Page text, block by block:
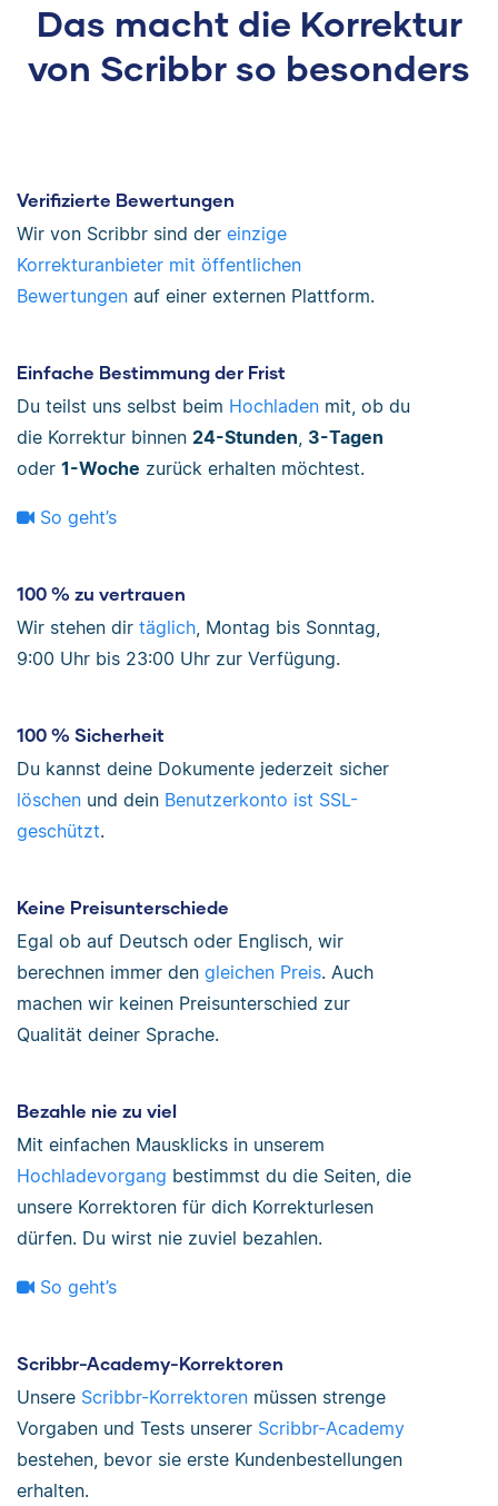
Das macht die Korrektur
von Scribbr so besonders
Verifizierte Bewertungen
Wir von Scribbr sind der einzige
Korrekturanbieter mit öffentlichen
Bewertungen auf einer externen Plattform.
Einfache Bestimmung der Frist
Du teilst uns selbst beim Hochladen mit, ob du
die Korrektur binnen 24-Stunden, 3-Tagen
oder 1-Woche zurück erhalten möchtest.
So geht’s
100 % zu vertrauen
Wir stehen dir täglich, Montag bis Sonntag,
9:00 Uhr bis 23:00 Uhr zur Verfügung.
100 % Sicherheit
Du kannst deine Dokumente jederzeit sicher
löschen und dein Benutzerkonto ist SSL-
geschützt.
Keine Preisunterschiede
Egal ob auf Deutsch oder Englisch, wir
berechnen immer den gleichen Preis. Auch
machen wir keinen Preisunterschied zur
Qualität deiner Sprache.
Bezahle nie zu viel
Mit einfachen Mausklicks in unserem
Hochladevorgang bestimmst du die Seiten, die
unsere Korrektoren für dich Korrekturlesen
dürfen. Du wirst nie zuviel bezahlen.
So geht’s
Scribbr-Academy-Korrektoren
Unsere Scribbr-Korrektoren müssen strenge
Vorgaben und Tests unserer Scribbr-Academy
bestehen, bevor sie erste Kundenbestellungen
erhalten.